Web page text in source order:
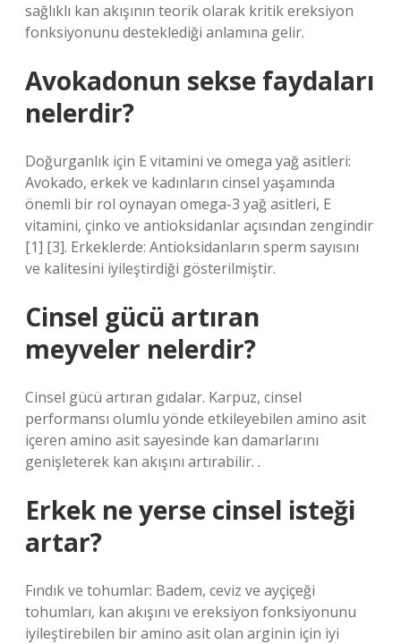
sağlıklı kan akışının teorik olarak kritik ereksiyon
fonksiyonunu desteklediği anlamına gelir.
Avokadonun sekse faydaları
nelerdir?
Doğurganlık için E vitamini ve omega yağ asitleri:
Avokado, erkek ve kadınların cinsel yaşamında
önemli bir rol oynayan omega-3 yağ asitleri, E
vitamini, çinko ve antioksidanlar açısından zengindir
[1] [3]. Erkeklerde: Antioksidanların sperm sayısını
ve kalitesini iyileştirdiği gösterilmiştir.
Cinsel gücü artıran
meyveler nelerdir?
Cinsel gücü artıran gıdalar. Karpuz, cinsel
performansı olumlu yönde etkileyebilen amino asit
içeren amino asit sayesinde kan damarlarını
genişleterek kan akışını artırabilir. .
Erkek ne yerse cinsel isteği
artar?
Fındık ve tohumlar: Badem, ceviz ve ayçiçeği
tohumları, kan akışını ve ereksiyon fonksiyonunu
iyileştirebilen bir amino asit olan arginin için iyi